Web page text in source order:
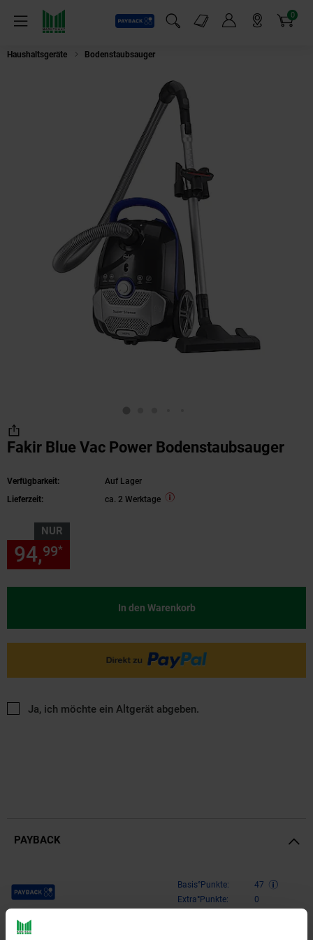
Menü
Payback
Suchfeld einblenden
Markt-Angebote 0
Artikel
Haushaltsgeräte Bodenstaubsauger
Fakir Blue Vac Power Bodenstaubsauger
Verfügbarkeit:
Auf Lager
Lieferzeit:
ca. 2 Werktage
NUR
94,99*
In den Warenkorb
Ja, ich möchte ein Altgerät abgeben.
PAYBACK
Payback Punkte Basis°Punkte:
47
Extra°Punkte:
0